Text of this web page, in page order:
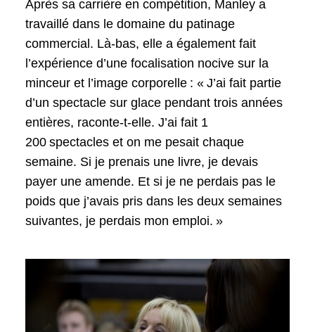
Après sa carrière en compétition, Manley a
travaillé dans le domaine du patinage
commercial. Là-bas, elle a également fait
l’expérience d’une focalisation nocive sur la
minceur et l’image corporelle : « J’ai fait partie
d’un spectacle sur glace pendant trois années
entières, raconte-t-elle. J’ai fait 1
200 spectacles et on me pesait chaque
semaine. Si je prenais une livre, je devais
payer une amende. Et si je ne perdais pas le
poids que j’avais pris dans les deux semaines
suivantes, je perdais mon emploi. »